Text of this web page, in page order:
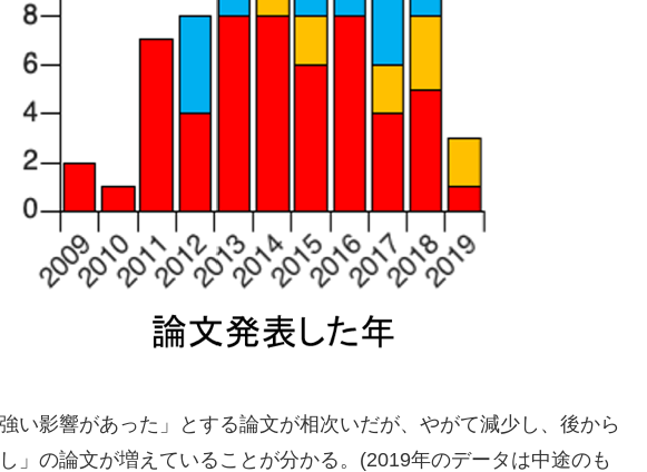
い影響があった」とする論文が相次いだが、やがて減少し、後から
」の論文が増えていることが分かる。(2019年のデータは中途のも